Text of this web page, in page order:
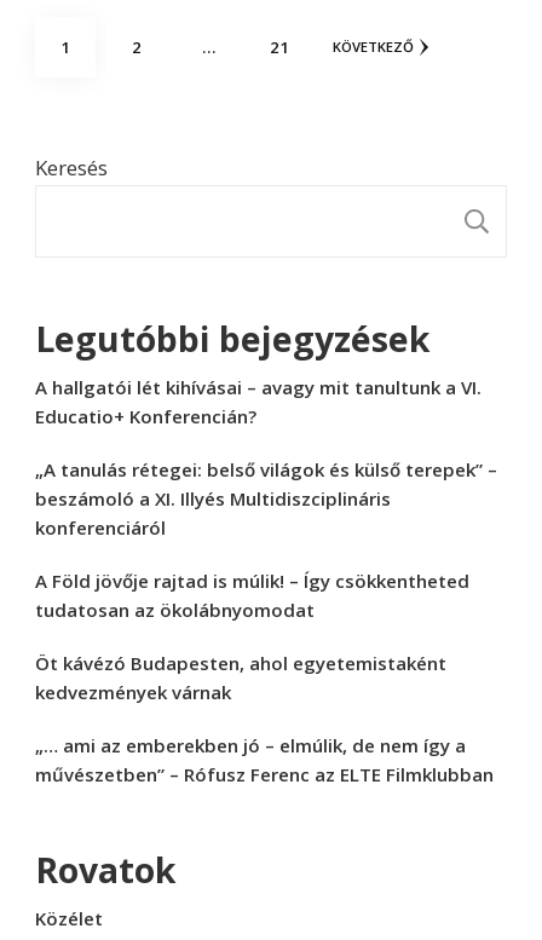
Bejegyzések
OLDAL
1 OLDAL
2 … OLDAL
21 KÖVETKEZŐ
Keresés
Legutóbbi bejegyzések
A hallgatói lét kihívásai – avagy mit tanultunk a VI.
Educatio+ Konferencián?
„A tanulás rétegei: belső világok és külső terepek” –
beszámoló a XI. Illyés Multidiszciplináris
konferenciáról
A Föld jövője rajtad is múlik! – Így csökkentheted
tudatosan az ökolábnyomodat
Öt kávézó Budapesten, ahol egyetemistaként
kedvezmények várnak
„… ami az emberekben jó – elmúlik, de nem így a
művészetben” – Rófusz Ferenc az ELTE Filmklubban
Rovatok
Közélet